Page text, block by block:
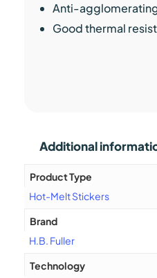
Anti-
Good thermal
Additional
Product Type
Hot-Melt Stickers
Brand
H.B. Fuller
Technology